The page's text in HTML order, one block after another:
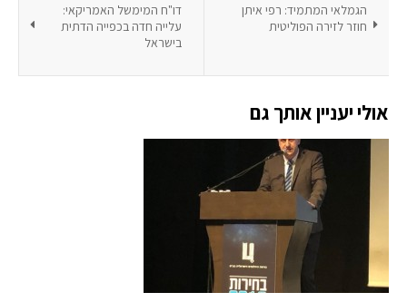
דו"ח המימשל האמריקאי:
עלייה חדה בכפייה הדתית
בישראל
הגמלאי המתמיד: רפי איתן
חוזר לזירה הפוליטית
אולי יעניין אותך גם